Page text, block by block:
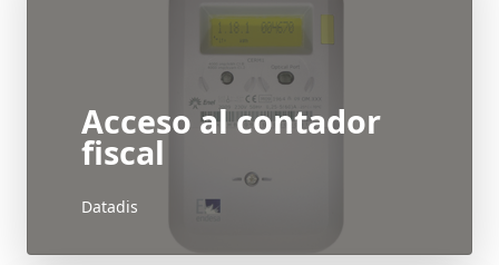
Acceso al contador
fiscal
Datadis